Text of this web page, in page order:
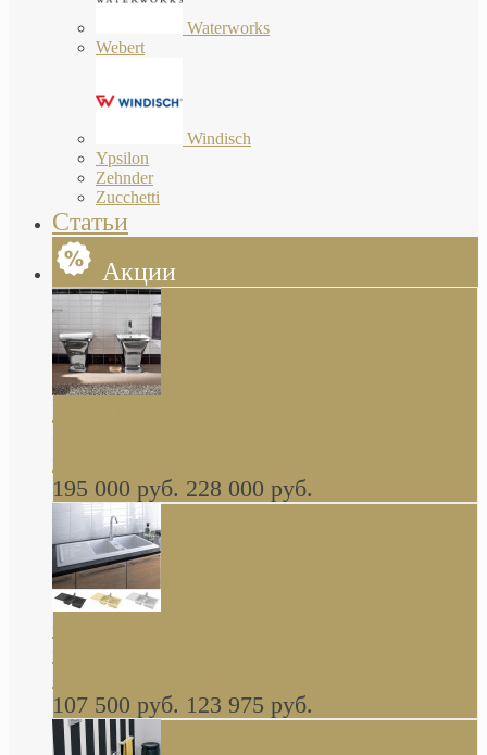
Waterworks
Webert
Windisch
Ypsilon
Zehnder
Zucchetti
Статьи
Акции
Butterfly Scarabeo КОМПЛЕКТ санфаянса
глянцевая платина В НАЛИЧИИ
195 000 руб. 228 000 руб.
керамическая мойка 1160 x 510 мм белая,
серая, черная, бежевая В НАЛИЧИИ
107 500 руб. 123 975 руб.